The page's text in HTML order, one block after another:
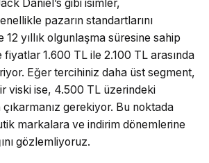
Daniel’s gibi isimler,
pazarın standartlarını
yıllık olgunlaşma süresine sahip
1.600 TL ile 2.100 TL arasında
Eğer tercihiniz daha üst segment,
viski ise, 4.500 TL üzerindeki
gerekiyor. Bu noktada
markalara ve indirim dönemlerine
gözlemliyoruz.